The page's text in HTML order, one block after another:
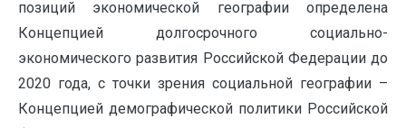
позиций экономической географии определена
Концепцией долгосрочного социально-
экономического развития Российской Федерации до
2020 года, с точки зрения социальной географии –
Концепцией демографической политики Российской